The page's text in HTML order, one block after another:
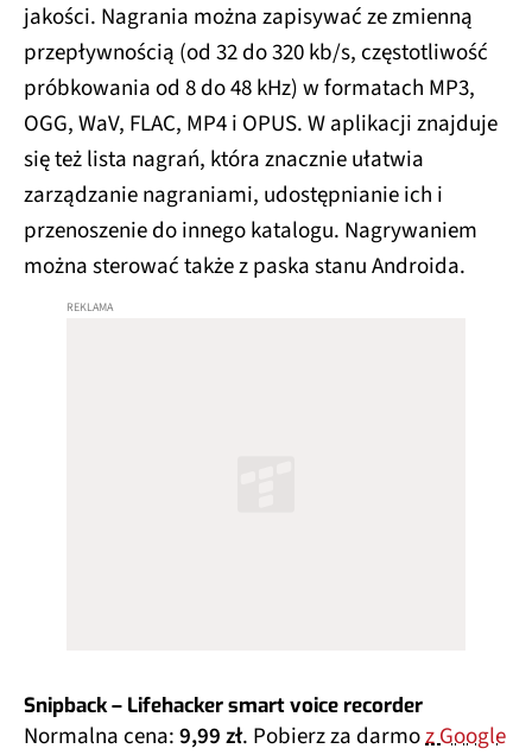
jakości. Nagrania można zapisywać ze zmienną
przepływnością (od 32 do 320 kb/s, częstotliwość
próbkowania od 8 do 48 kHz) w formatach MP3,
OGG, WaV, FLAC, MP4 i OPUS. W aplikacji znajduje
się też lista nagrań, która znacznie ułatwia
zarządzanie nagraniami, udostępnianie ich i
przenoszenie do innego katalogu. Nagrywaniem
można sterować także z paska stanu Androida.
Snipback – Lifehacker smart voice recorder
Normalna cena:9,99 zł. Pobierz za darmoz Google